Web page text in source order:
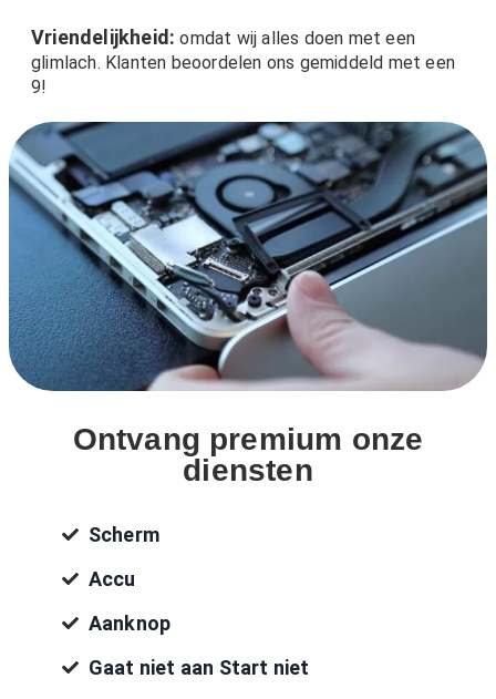
Vriendelijkheid: omdat wij alles doen met een
glimlach. Klanten beoordelen ons gemiddeld met een
9!
Ontvang premium onze
diensten
Scherm
Accu
Aanknop
Gaat niet aan Start niet